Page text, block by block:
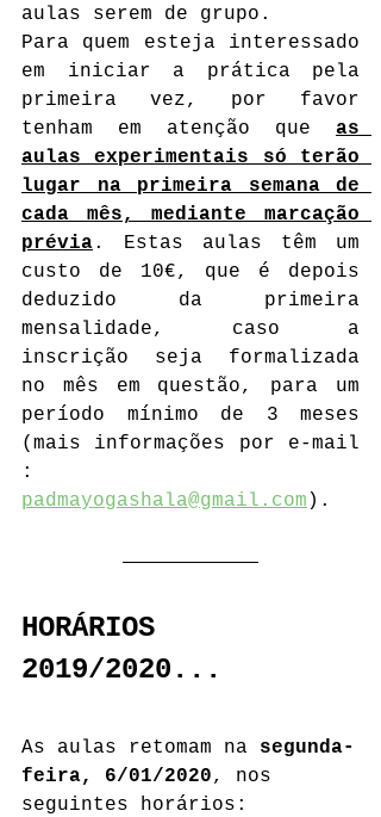
aulas serem de grupo.
Para quem esteja interessado
em iniciar a prática pela
primeira vez, por favor
tenham em atenção que as
aulas experimentais só terão
lugar na primeira semana de
cada mês, mediante marcação
prévia. Estas aulas têm um
custo de 10€, que é depois
deduzido da primeira
mensalidade, caso a
inscrição seja formalizada
no mês em questão, para um
período mínimo de 3 meses
(mais informações por e-mail
padmayogashala@gmail.com ).
HORÁRIOS
2019/2020...
As aulas retomam na segunda-
feira, 6/01/2020, nos
seguintes horários: